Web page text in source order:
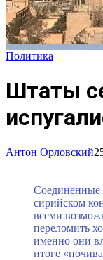
Политика
Штаты
Антон Орловский
Соединенные
сирийском
всеми
переломить
именно они
итоге